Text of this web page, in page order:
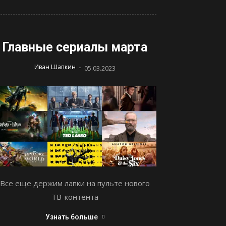
Главные сериалы марта
Иван Шапкин - 05.03.2023
Все еще держим лапки на пульте нового
ТВ-контента
Узнать больше